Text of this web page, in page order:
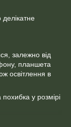
залежно від
планшета
освітлення в
у розмірі